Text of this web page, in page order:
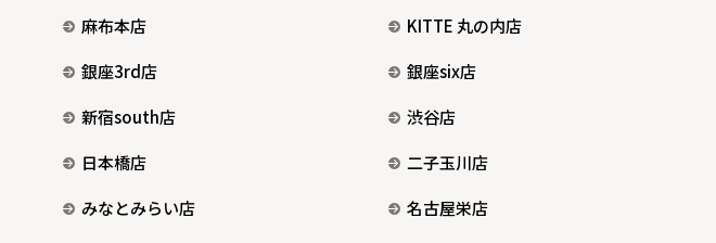
麻布本店
KITTE 丸の内店
銀座3rd店
銀座six店
新宿south店
渋谷店
日本橋店
二子玉川店
みなとみらい店
名古屋栄店